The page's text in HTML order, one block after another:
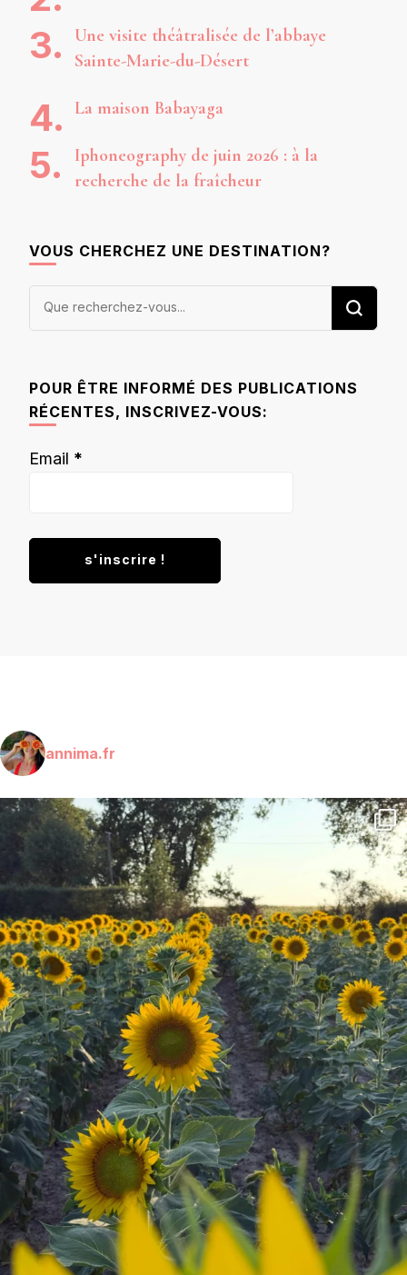
Une visite théâtralisée de l’abbaye
Sainte-Marie-du-Désert
La maison Babayaga
Iphoneography de juin 2026 : à la
recherche de la fraîcheur
VOUS CHERCHEZ UNE DESTINATION?
Vous
POUR ÊTRE INFORMÉ DES PUBLICATIONS
RÉCENTES, INSCRIVEZ-VOUS:
Email *
annima.fr